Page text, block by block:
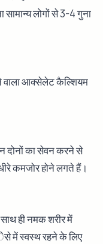
लोगों से 3-4 गुना
वाला आक्सेलेट कैल्शियम
दोनों का सेवन करने से
कमजोर होने लगते हैं।
ही नमक शरीर में
में स्वस्थ रहने के लिए